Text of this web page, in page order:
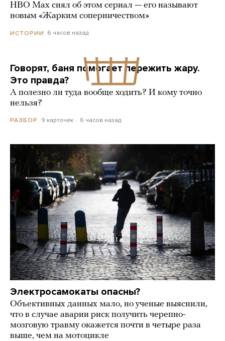
HBO Max снял об этом сериал — его называют
новым «Жарким соперничеством»
ИСТОРИИ 6 часов назад
Говорят, баня помогает пережить жару.
Это правда?
А полезно ли туда вообще ходить? И кому точно
нельзя?
РАЗБОР 9 карточек 6 часов назад
Электросамокаты опасны?
Объективных данных мало, но ученые выяснили,
что в случае аварии риск получить черепно-
мозговую травму окажется почти в четыре раза
выше, чем на мотоцикле